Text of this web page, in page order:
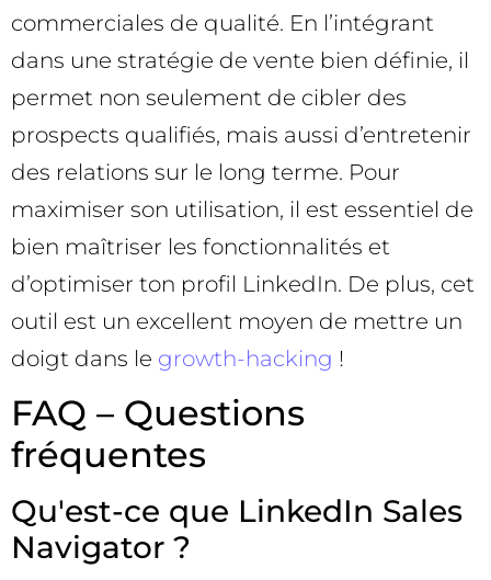
commerciales de qualité. En l’intégrant
dans une stratégie de vente bien définie, il
permet non seulement de cibler des
prospects qualifiés, mais aussi d’entretenir
des relations sur le long terme. Pour
maximiser son utilisation, il est essentiel de
bien maîtriser les fonctionnalités et
d’optimiser ton profil LinkedIn. De plus, cet
outil est un excellent moyen de mettre un
doigt dans le growth-hacking !
FAQ – Questions
fréquentes
Qu'est-ce que LinkedIn Sales
Navigator ?